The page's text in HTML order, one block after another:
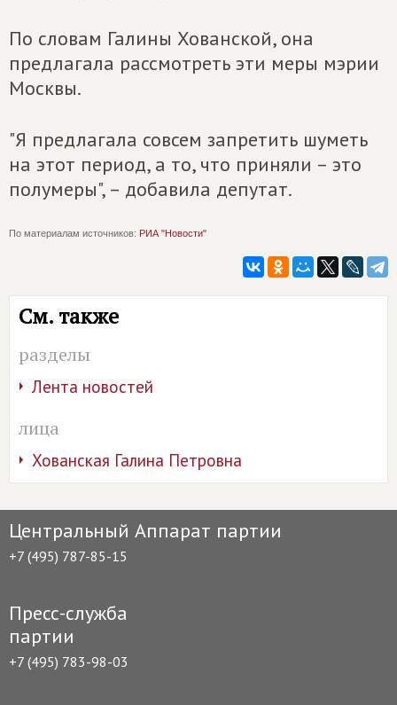
По словам Галины Хованской, она
предлагала рассмотреть эти меры мэрии
Москвы.
"Я предлагала совсем запретить шуметь
на этот период, а то, что приняли – это
полумеры", – добавила депутат.
По материалам источников: РИА "Новости"
См. также
разделы
Лента новостей
лица
Хованская Галина Петровна
Центральный Аппарат партии
+7 (495) 787-85-15
Пресс-служба
партии
+7 (495) 783-98-03